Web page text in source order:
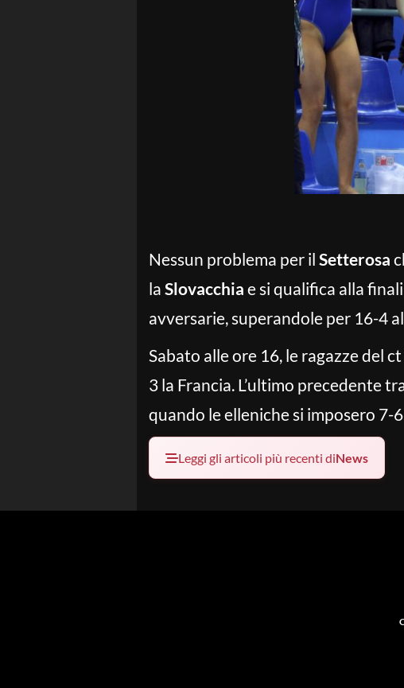
Nessun problema per il Setterosa
la Slovacchia e si qualifica alla
avversarie, superandole per 16-4
Sabato alle ore 16, le ragazze del ct
3 la Francia. L’ultimo precedente
quando le elleniche si imposero 7-
Leggi gli articoli più recenti diNews